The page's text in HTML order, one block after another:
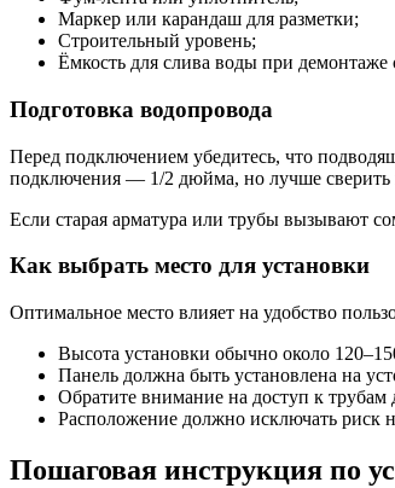
Маркер или карандаш для разметки;
Строительный уровень;
Ёмкость для слива воды при демонтаже
Подготовка водопровода
Перед подключением убедитесь, что
подключения — 1/2 дюйма, но лучше сверить
Если старая арматура или трубы вызывают
Как выбрать место для установки
Оптимальное место влияет на удобство
Высота установки обычно около
Панель должна быть установлена на
Обратите внимание на доступ к
Расположение должно исключать риск
Пошаговая инструкция по